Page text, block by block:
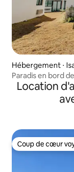
Hébergement ⋅
Paradis en bord
piscine
Location
Coup de cœur
Coup de cœur